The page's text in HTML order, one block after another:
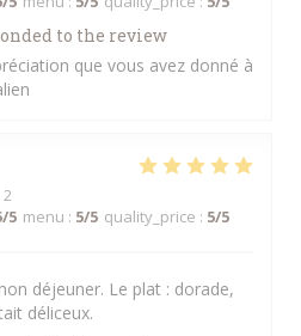
to the review
que vous avez donné à
/5 menu : 5/5 quality_price : 5/5
déjeuner. Le plat : dorade,
déliceux.